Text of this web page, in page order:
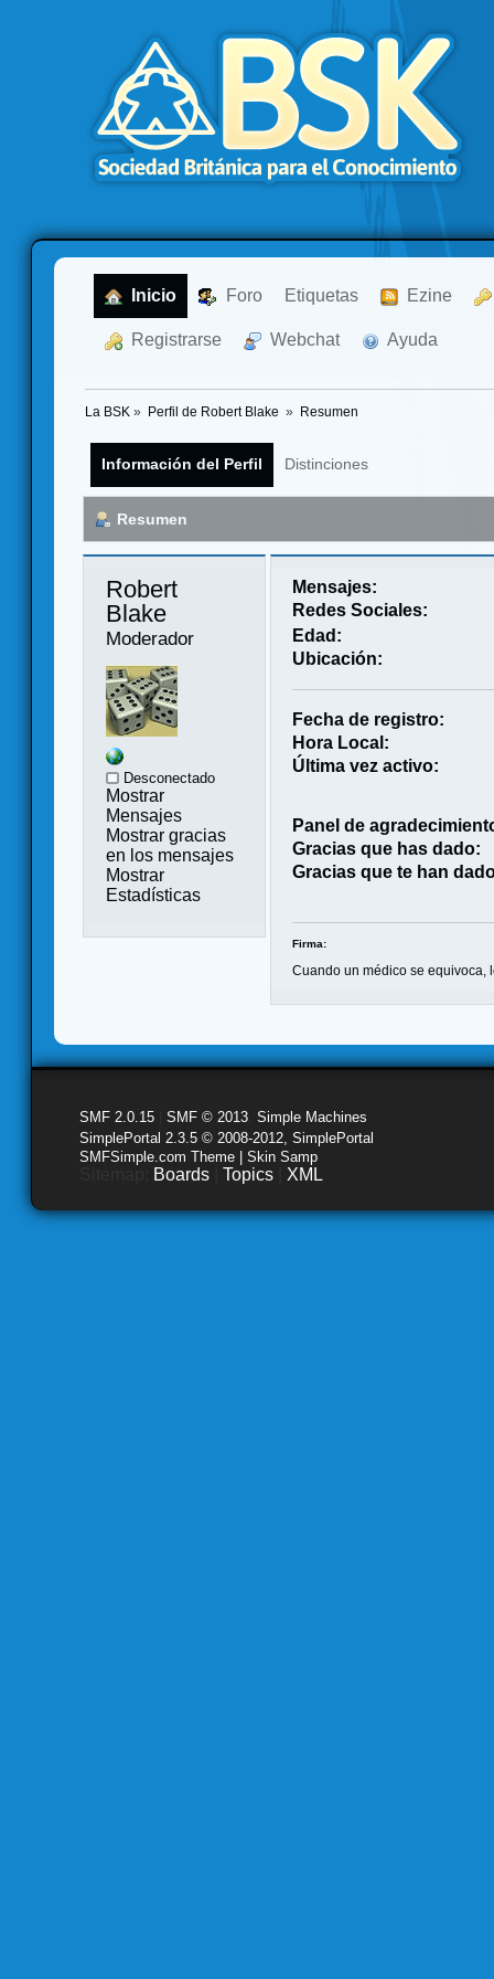
Inicio Foro Etiquetas Ezine
Registrarse Webchat Ayuda
La BSK » Perfil de Robert Blake » Resumen
Información del Perfil Distinciones
Resumen
Robert
Blake
Moderador
Desconectado
Mostrar
Mensajes
Mostrar gracias
en los mensajes
Mostrar
Estadísticas
Mensajes:
Redes Sociales:
Edad:
Ubicación:
Fecha de registro:
Hora Local:
Última vez activo:
Panel de
Gracias que has dado:
Gracias que te han
Firma:
Cuando un médico se equivoca,
SMF 2.0.15 SMF © 2013 Simple Machines
SimplePortal 2.3.5 © 2008-2012, SimplePortal
SMFSimple.com Theme | Skin Samp
Boards Topics XML